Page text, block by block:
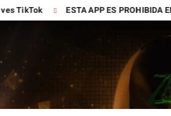
ESTA APP ES PROHIBIDA EN LOS